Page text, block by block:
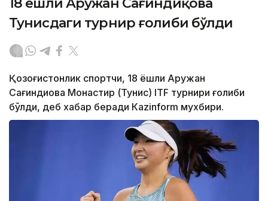
Тунисдаги турнир ғолиби бўлди
Қозоғистонлик спортчи, 18 ёшли Аружан
Сағиндиқова Монастир (Тунис) ITF турнири ғолиби
бўлди, деб хабар беради Каzinform мухбири.